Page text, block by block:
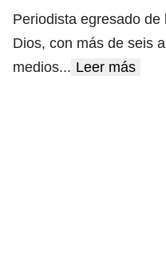
Periodista egresado
Dios, con más de seis
medios... Leer más